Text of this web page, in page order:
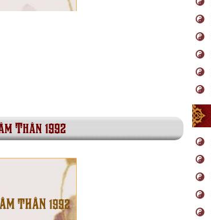
Thân 1992
THÂN 1992